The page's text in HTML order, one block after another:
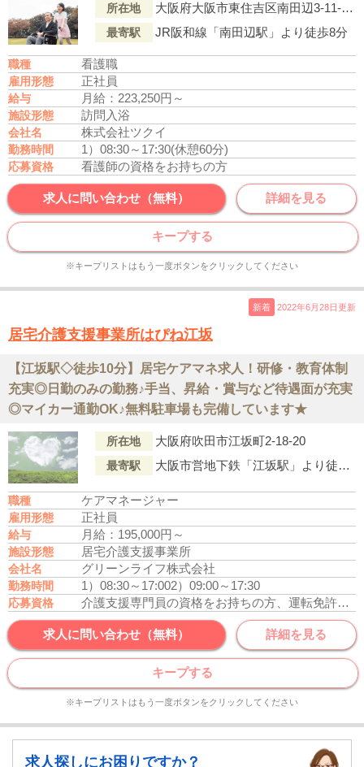
所在地 大阪府大阪市東住吉区南田辺3-11-21ｱﾈｯｸｽ田辺1階
最寄駅 JR阪和線「南田辺駅」より徒歩8分
職種 看護職
雇用形態 正社員
給与 月給：223,250円～
施設形態 訪問入浴
会社名 株式会社ツクイ
勤務時間 1）08:30～17:30(休憩60分)
応募資格 看護師の資格をお持ちの方
求人に問い合わせ（無料） 詳細を見る
キープする
※キープリストはもう一度ボタンをクリックしてください
新着 2022年6月28日更新
居宅介護支援事業所はぴね江坂
【江坂駅◇徒歩10分】居宅ケアマネ求人！研修・教育体制
充実◎日勤のみの勤務♪手当、昇給・賞与など待遇面が充実
◎マイカー通勤OK♪無料駐車場も完備しています★
所在地 大阪府吹田市江坂町2-18-20
最寄駅 大阪市営地下鉄「江坂駅」より徒歩10分
職種 ケアマネージャー
雇用形態 正社員
給与 月給：195,000円～
施設形態 居宅介護支援事業所
会社名 グリーンライフ株式会社
勤務時間 1）08:30～17:002）09:00～17:30
応募資格 介護支援専門員の資格をお持ちの方、運転免許あれば尚可
求人に問い合わせ（無料） 詳細を見る
キープする
※キープリストはもう一度ボタンをクリックしてください
求人探しにお困りですか？